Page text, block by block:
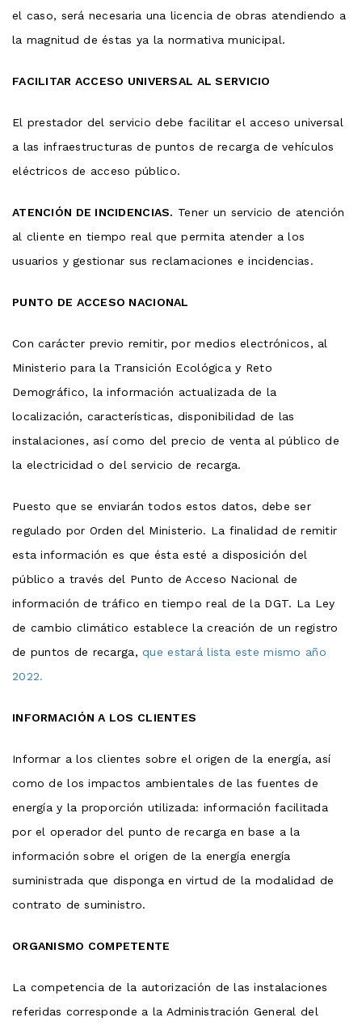
el caso, será necesaria una licencia de obras atendiendo a
la magnitud de éstas ya la normativa municipal.
FACILITAR ACCESO UNIVERSAL AL SERVICIO
El prestador del servicio debe facilitar el acceso universal
a las infraestructuras de puntos de recarga de vehículos
eléctricos de acceso público.
ATENCIÓN DE INCIDENCIAS. Tener un servicio de atención
al cliente en tiempo real que permita atender a los
usuarios y gestionar sus reclamaciones e incidencias.
PUNTO DE ACCESO NACIONAL
Con carácter previo remitir, por medios electrónicos, al
Ministerio para la Transición Ecológica y Reto
Demográfico, la información actualizada de la
localización, características, disponibilidad de las
instalaciones, así como del precio de venta al público de
la electricidad o del servicio de recarga.
Puesto que se enviarán todos estos datos, debe ser
regulado por Orden del Ministerio. La finalidad de remitir
esta información es que ésta esté a disposición del
público a través del Punto de Acceso Nacional de
información de tráfico en tiempo real de la DGT. La Ley
de cambio climático establece la creación de un registro
de puntos de recarga,que estará lista este mismo año
2022.
INFORMACIÓN A LOS CLIENTES
Informar a los clientes sobre el origen de la energía, así
como de los impactos ambientales de las fuentes de
energía y la proporción utilizada: información facilitada
por el operador del punto de recarga en base a la
información sobre el origen de la energía energía
suministrada que disponga en virtud de la modalidad de
contrato de suministro.
ORGANISMO COMPETENTE
La competencia de la autorización de las instalaciones
referidas corresponde a la Administración General del